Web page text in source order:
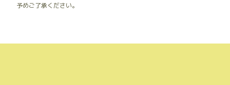
予めご了承ください。